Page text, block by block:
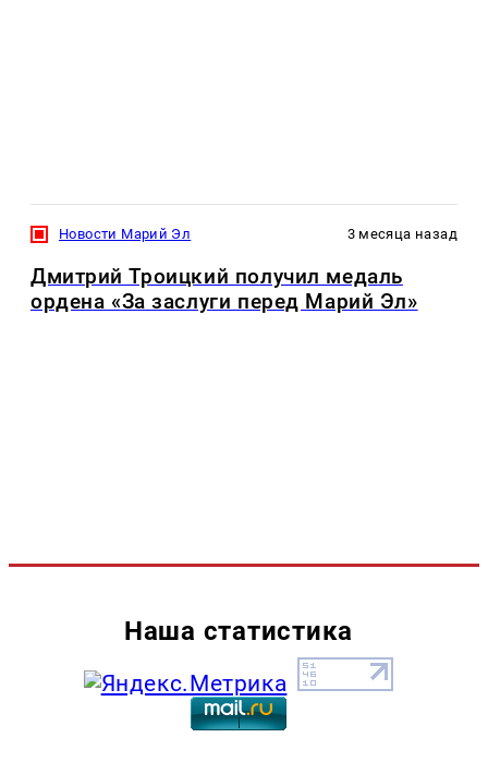
Новости Марий Эл 3 месяца назад
Дмитрий Троицкий получил медаль
ордена «За заслуги перед Марий Эл»
Наша статистика